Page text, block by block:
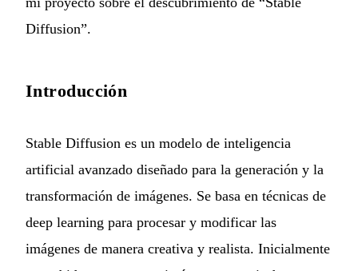
Diffusion”.
Introducción
Stable Diffusion es un modelo de inteligencia
artificial avanzado diseñado para la generación y la
transformación de imágenes. Se basa en técnicas de
deep learning para procesar y modificar las
imágenes de manera creativa y realista. Inicialmente